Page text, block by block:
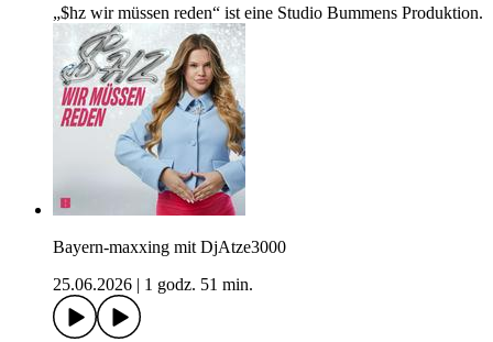
„$hz wir müssen reden“ ist eine Studio Bummens Produktion.
Bayern-maxxing mit DjAtze3000
25.06.2026
1 godz. 51 min.